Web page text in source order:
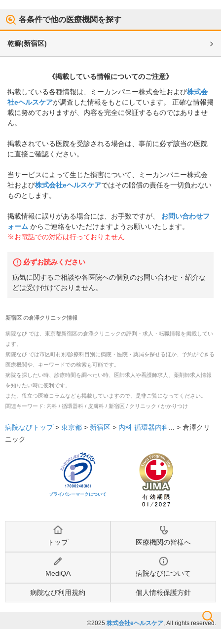
検索
各条件で他の医療機関を探す
乾癬(新宿区)
《掲載している情報についてのご注意》
掲載している各種情報は、ミーカンパニー株式会社および株式会
社eヘルスケアが調査した情報をもとにしています。 正確な情報掲
載に努めておりますが、内容を完全に保証するものではありませ
ん。
掲載されている医院を受診される場合は、事前に必ず該当の医院
に直接ご確認ください。
当サービスによって生じた損害について、ミーカンパニー株式会
社および株式会社eヘルスケアではその賠償の責任を一切負わない
ものとします。
掲載情報に誤りがある場合には、お手数ですが、
お問い合わせフ
ォーム からご連絡をいただけますようお願いいたします。
※お電話での対応は行っておりません
必ずお読みください
病気に関するご相談や各医院への個別のお問い合わせ・紹介な
どは受け付けておりません。
新宿区の倉澤クリニック情報
病院なび では、 東京都新宿区の倉澤クリニックの評判・求人・転職情報を掲載してい
ます。
病院なび では市区町村別/診療科目別に病院・医院・薬局を探せるほか、予約ができる
医療機関や、キーワードでの検索も可能です。
病院を探したい時、診療時間を調べたい時、医師求人や看護師求人、薬剤師求人情報
を知りたい時に便利です。
また、役立つ医療コラムなども掲載していますので、是非ご覧になってください。
関連キーワード: 内科 / 循環器科 / 皮膚科 / 新宿区 / クリニック / かかりつけ
病院なびトップ> 東京都 > 新宿区 > 内科 循環器内科 ... > 倉澤クリ
ニック
プライバシーマークについて
トップ 医療機関の皆様へ
MediQA 病院なびについて
病院なび利用規約 個人情報保護方針
©2025 株式会社eヘルスケア , All rights reserved.